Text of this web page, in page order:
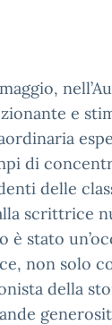
e
di
delle
scrittrice
è stato
non solo
della